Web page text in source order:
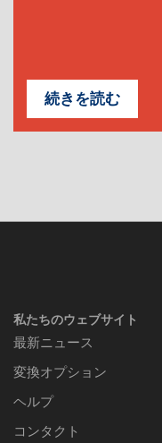
続きを読む
私たちのウェブサイト
最新ニュース
変換オプション
ヘルプ
コンタクト